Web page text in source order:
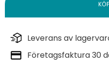
Leverans av
Företagsfaktura 30